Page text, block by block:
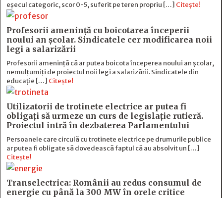
eșecul categoric, scor 0-5, suferit pe teren propriu […] Citește!
Profesorii amenință cu boicotarea începerii
noului an școlar. Sindicatele cer modificarea noii
legi a salarizării
Profesorii amenință că ar putea boicota începerea noului an școlar,
nemulțumiți de proiectul noii legi a salarizării. Sindicatele din
educație […] Citește!
Utilizatorii de trotinete electrice ar putea fi
obligați să urmeze un curs de legislație rutieră.
Proiectul intră în dezbaterea Parlamentului
Persoanele care circulă cu trotinete electrice pe drumurile publice
ar putea fi obligate să dovedească faptul că au absolvit un […]
Citește!
Transelectrica: Românii au redus consumul de
energie cu până la 300 MW în orele critice